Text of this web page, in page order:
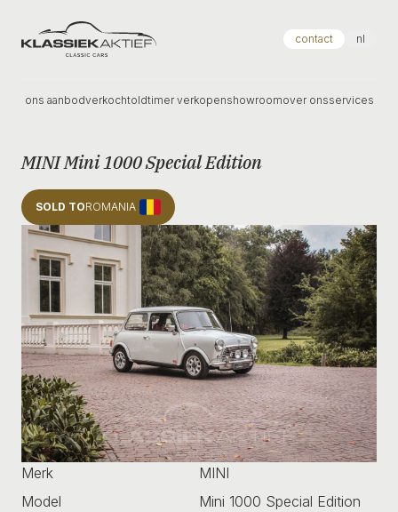
Klassiek Aktief contact nl
ons aanbodverkochtoldtimer verkopenshowroomover onsservices
MINI Mini 1000 Special Edition
SOLD TOROMANIA
Merk
MINI
Model
Mini 1000 Special Edition